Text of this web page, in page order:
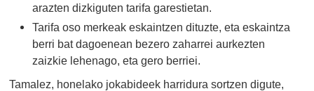
arazten dizkiguten tarifa garestietan.
Tarifa oso merkeak eskaintzen dituzte, eta eskaintza
berri bat dagoenean bezero zaharrei aurkezten
zaizkie lehenago, eta gero berriei.
Tamalez, honelako jokabideek harridura sortzen digute,